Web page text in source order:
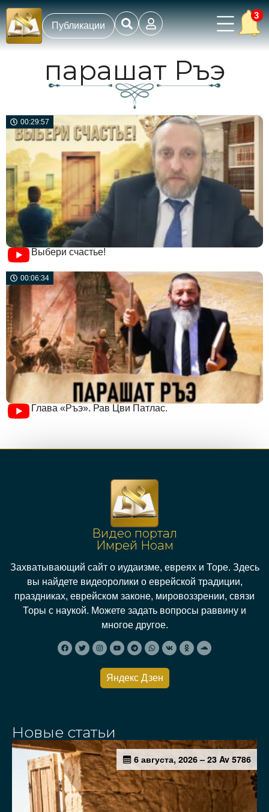
Публикации
3
парашат Ръэ
00:29:57
Выбери счастье!
00:06:34
Глава «Ръэ». Рав Цви Патлас.
Видео портал
Имрей Ноам
Захватывающий сайт о иудаизме, евреях и Торе. Здесь
вы найдете видеоролики о еврейской традиции,
праздниках, еврейском законе, мировоззрении, связи
Торы с наукой. Можете задать вопросы раввину и
многое другое.
Яндекс Дзен
Новые статьи